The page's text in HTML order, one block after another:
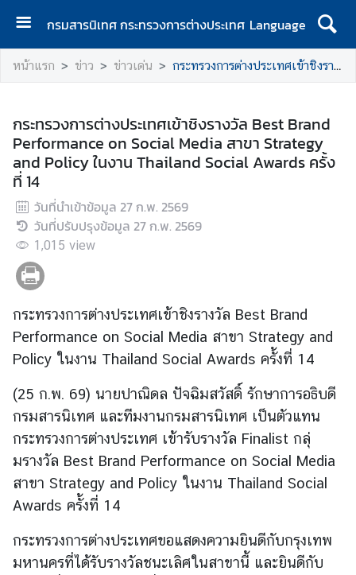
กรมสารนิเทศ กระทรวงการต่างประเทศ Language
ห
น้
ร
ก
เ
กี่
ย
ว
กั
บ
ร
ม
า
ว
ส
า
ร
แ
ะ
กิ
หน้าแรก ข่าว ข่าวเด่น กระทรวงการต่างประเทศเข้าชิงรางวัล Best Brand Performance on Social Media สาขา Strategy and Policy ในงาน Thailand Social Awards ครั้งที่ 14
กระทรวงการต่างประเทศเข้าชิงรางวัล Best Brand
Performance on Social Media สาขา Strategy
and Policy ในงาน Thailand Social Awards ครั้ง
ที่ 14
วันที่นำเข้าข้อมูล 27 ก.พ. 2569
วันที่ปรับปรุงข้อมูล 27 ก.พ. 2569
1,015 view
กระทรวงการต่างประเทศเข้าชิงรางวัล Best Brand
Performance on Social Media สาขา Strategy and
Policy ในงาน Thailand Social Awards ครั้งที่ 14
(25 ก.พ. 69) นายปาณิดล ปัจฉิมสวัสดิ์ รักษาการอธิบดี
กรมสารนิเทศ และทีมงานกรมสารนิเทศ เป็นตัวแทน
กระทรวงการต่างประเทศ เข้ารับรางวัล Finalist กลุ่
มรางวัล Best Brand Performance on Social Media
สาขา Strategy and Policy ในงาน Thailand Social
Awards ครั้งที่ 14
กระทรวงการ​ต่างประเทศ​ขอแสดงความยินดีกับกรุงเทพ​
มหานครที่ได้รับรางวัลชนะเลิศในสาขานี้ และ​ยินดีกับ